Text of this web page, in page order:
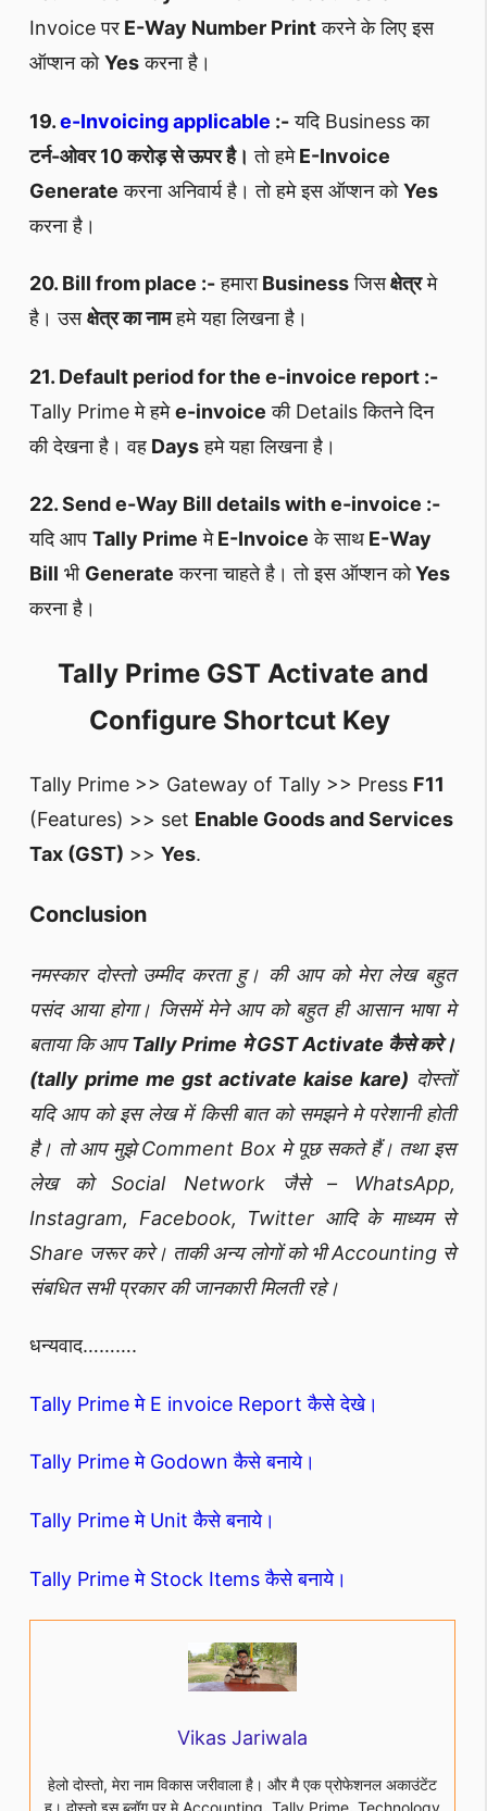
Invoice पर E-Way Number Printकरने के लिए इस
ऑप्शन कोYesकरना है।
19.e-Invoicing applicable :-यदि Business का
टर्न-ओवर 10 करोड़ से ऊपर है। तो हमेE-Invoice
Generate करना अनिवार्य है। तो हमे इस ऑप्शन कोYes
करना है।
20. Bill from place :-हमाराBusinessजिसक्षेत्रमे
है। उसक्षेत्र का नामहमे यहा लिखना है।
21. Default period for the e-invoice report :-
Tally Prime मे हमेe-invoice की Details कितने दिन
की देखना है। वह Daysहमे यहा लिखना है।
22. Send e-Way Bill details with e-invoice :-
यदि आप Tally Prime मेE-Invoice के साथ E-Way
Bill भी Generate करना चाहते है। तो इस ऑप्शन कोYes
करना है।
Tally Prime GST Activate and
Configure Shortcut Key
Tally Prime >> Gateway of Tally >> Press F11
(Features) >> set Enable Goods and Services
Tax (GST) >> Yes.
Conclusion
नमस्कार दोस्तो उम्मीद करता हु। की आप को मेरा लेख बहुत
पसंद आया होगा। जिसमें मेने आप को बहुत ही आसान भाषा मे
बताया कि आपTally Prime मे GST Activate कैसे करे।
(tally prime me gst activate kaise kare) दोस्तों
यदि आप को इस लेख में किसी बात को समझने मे परेशानी होती
है। तो आप मुझे Comment Box मे पूछ सकते हैं। तथा इस
लेख को Social Network जैसे – WhatsApp,
Instagram, Facebook, Twitter आदि के माध्यम से
Share जरूर करे। ताकी अन्य लोगों को भी Accounting से
संबधित सभी प्रकार की जानकारी मिलती रहे।
धन्यवाद……….
Tally Prime मे E invoice Report कैसे देखे।
Tally Prime मे Godown कैसे बनाये।
Tally Prime मे Unit कैसे बनाये।
Tally Prime मे Stock Items कैसे बनाये।
Vikas Jariwala
हेलो दोस्तो, मेरा नाम विकास जरीवाला है। और मै एक प्रोफेशनल अकाउंटेंट